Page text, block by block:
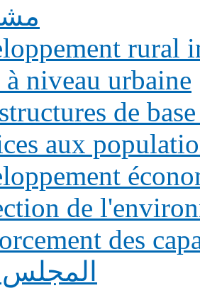
rural
niveau urbaine
de
aux
de
des
المجلس